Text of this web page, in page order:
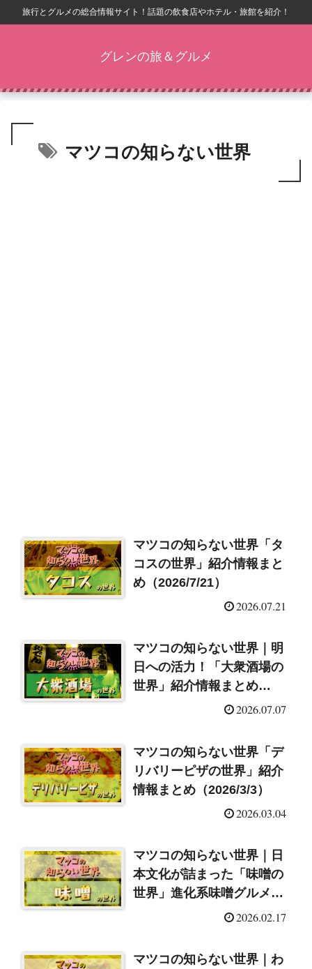
旅行とグルメの総合情報サイト！話題の飲食店やホテル・旅館を紹介！
グレンの旅＆グルメ
マツコの知らない世界
マツコの知らない世界「タ
コスの世界」紹介情報まと
め（2026/7/21）
2026.07.21
マツコの知らない世界｜明
日への活力！「大衆酒場の
世界」紹介情報まとめ
2026.07.07
マツコの知らない世界「デ
リバリーピザの世界」紹介
情報まとめ（2026/3/3）
2026.03.04
マツコの知らない世界｜日
本文化が詰まった「味噌の
世界」進化系味噌グルメ＆
ガチ味噌＆味噌汁レシピ
2026.02.17
マツコの知らない世界｜わ